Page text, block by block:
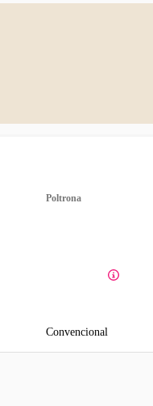
Poltrona
Convencional